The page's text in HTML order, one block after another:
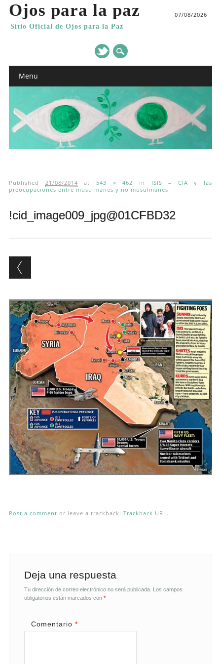
Ojos para la paz
Sitio Oficial de Ojos para la Paz
07/08/2026
Main menu
Menu
Published 21/08/2014 at 543 × 462 in ISIS – CIA y las
preocupaciones entre musulmanes y no musulmanes
!cid_image009_jpg@01CFBD32
Post a comment or leave a trackback: Trackback URL.
Deja una respuesta
Tu dirección de correo electrónico no será publicada. Los campos
obligatorios están marcados con *
Comentario *